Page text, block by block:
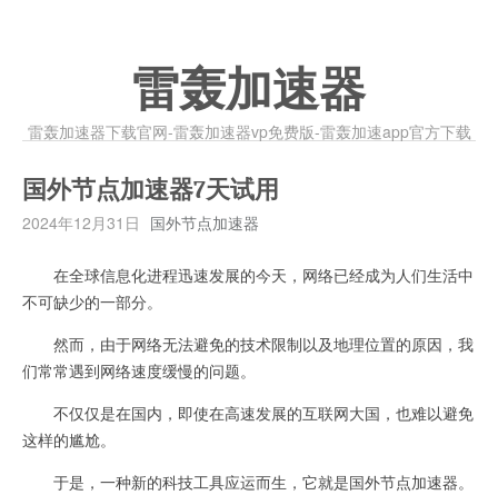
雷轰加速器
雷轰加速器下载官网-雷轰加速器vp免费版-雷轰加速app官方下载
国外节点加速器7天试用
2024年12月31日 国外节点加速器
在全球信息化进程迅速发展的今天，网络已经成为人们生活中
不可缺少的一部分。
然而，由于网络无法避免的技术限制以及地理位置的原因，我
们常常遇到网络速度缓慢的问题。
不仅仅是在国内，即使在高速发展的互联网大国，也难以避免
这样的尴尬。
于是，一种新的科技工具应运而生，它就是国外节点加速器。